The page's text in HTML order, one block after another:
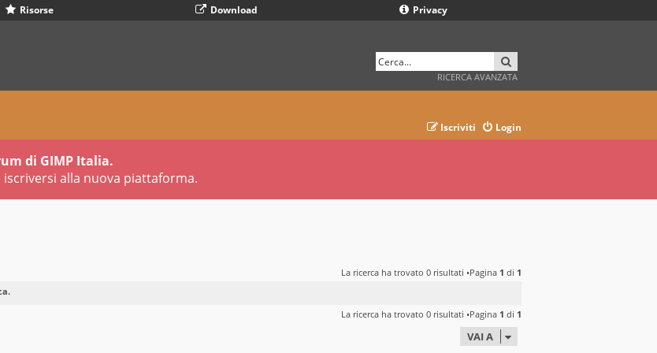
Risorse Download Privacy
RICERCA AVANZATA
Login
Iscriviti
di GIMP Italia.
alla nuova piattaforma.
La ricerca ha trovato 0 risultati •Pagina 1 di 1
La ricerca ha trovato 0 risultati •Pagina 1 di 1
VAI A